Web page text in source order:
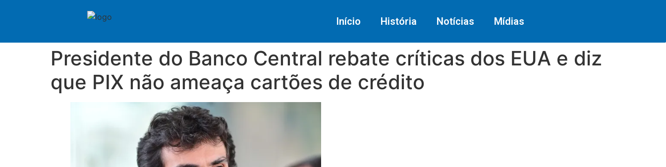
Início História Notícias Mídias
Presidente do Banco Central rebate críticas dos EUA e diz
que PIX não ameaça cartões de crédito